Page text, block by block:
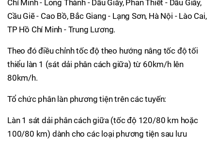
Chí Minh - Long Thành - Dầu Giây, Phan Thiết - Dầu Giây,
Cầu Giẽ - Cao Bồ, Bắc Giang - Lạng Sơn, Hà Nội - Lào Cai,
TP Hồ Chí Minh - Trung Lương.
Theo đó điều chỉnh tốc độ theo hướng nâng tốc độ tối
thiểu làn 1 (sát dải phân cách giữa) từ 60km/h lên
80km/h.
Tổ chức phân làn phương tiện trên các tuyến:
Làn 1 sát dải phân cách giữa (tốc độ 120/80 km hoặc
100/80 km) dành cho các loại phương tiện sau lưu